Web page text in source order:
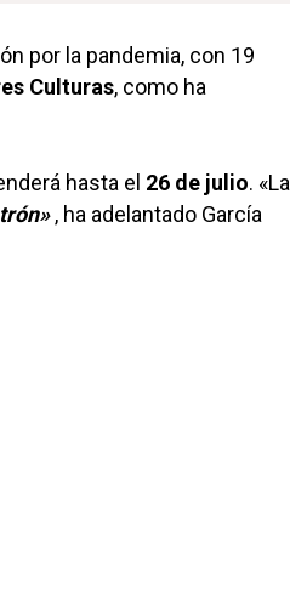
por la pandemia, con 19
Culturas, como ha
hasta el 26 de julio. «La
, ha adelantado García